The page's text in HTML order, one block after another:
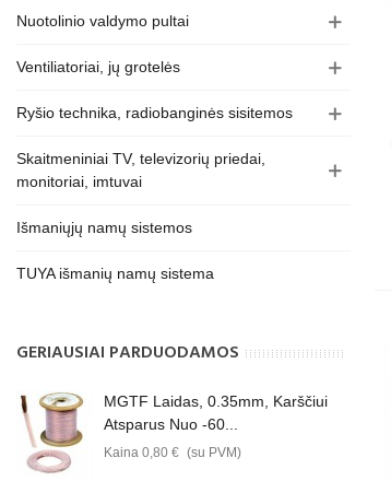
Nuotolinio valdymo pultai
Ventiliatoriai, jų grotelės
Ryšio technika, radiobanginės sisitemos
Skaitmeniniai TV, televizorių priedai,
monitoriai, imtuvai
Išmaniųjų namų sistemos
TUYA išmanių namų sistema
GERIAUSIAI PARDUODAMOS
MGTF Laidas, 0.35mm, Karščiui
Atsparus Nuo -60...
Kaina 0,80 € (su PVM)